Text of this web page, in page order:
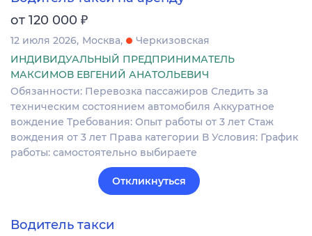
от 120 000 ₽
12 июля 2026 Москва
Черкизовская
ИНДИВИДУАЛЬНЫЙ ПРЕДПРИНИМАТЕЛЬ
МАКСИМОВ ЕВГЕНИЙ АНАТОЛЬЕВИЧ
Обязанности: Перевозка пассажиров Следить за
техническим состоянием автомобиля Аккуратное
вождение Требования: Опыт работы от 3 лет Стаж
вождения от 3 лет Права категории В Условия: График
работы: самостоятельно выбираете
Откликнуться
Водитель такси